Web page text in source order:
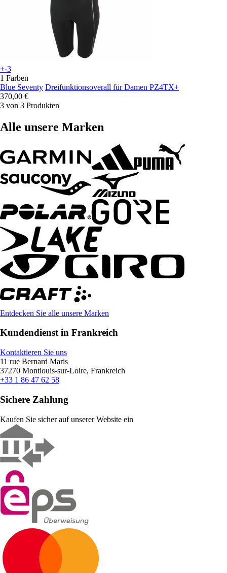
+-3
1 Farben
Blue Seventy Dreifunktionsoverall für Damen PZ4TX+
370,00 €
3 von 3 Produkten
Alle unsere Marken
Entdecken Sie alle unsere Marken
Kundendienst in Frankreich
Kontaktieren Sie uns
11 rue Bernard Maris
37270 Montlouis-sur-Loire, Frankreich
+33 1 86 47 62 58
Sichere Zahlung
Kaufen Sie sicher auf unserer Website ein